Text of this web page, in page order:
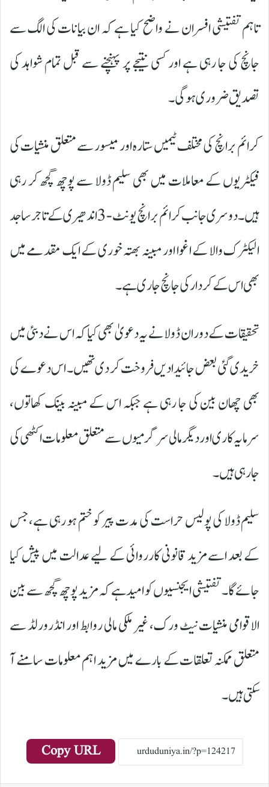
تاہم تفتیشی افسران نے واضح کیا ہے کہ ان بیانات کی الگ سے
جانچ کی جا رہی ہے اور کسی نتیجے پر پہنچنے سے قبل تمام شواہد کی
تصدیق ضروری ہوگی۔
کرائم برانچ کی مختلف ٹیمیں ستارہ اور میسور سے متعلق منشیات کی
فیکٹریوں کے معاملات میں بھی سلیم ڈولا سے پوچھ گچھ کر رہی
ہیں۔ دوسری جانب کرائم برانچ یونٹ-3 اندھیری کے تاجر ساجد
الیکٹرک والا کے اغوا اور مبینہ بھتہ خوری کے ایک مقدمے میں
بھی اس کے کردار کی جانچ جاری ہے۔
تحقیقات کے دوران ڈولا نے یہ دعویٰ بھی کیا کہ اس نے دبئی میں
خریدی گئی بعض جائیدادیں فروخت کر دی تھیں۔ اس دعوے کی
بھی چھان بین کی جا رہی ہے جبکہ اس کے مبینہ بینک کھاتوں،
سرمایہ کاری اور دیگر مالی سرگرمیوں سے متعلق معلومات اکٹھی کی
جا رہی ہیں۔
سلیم ڈولا کی پولیس حراست کی مدت پیر کو ختم ہو رہی ہے، جس
کے بعد اسے مزید قانونی کارروائی کے لیے عدالت میں پیش کیا
جائے گا۔ تفتیشی ایجنسیوں کو امید ہے کہ مزید پوچھ گچھ سے بین
الاقوامی منشیات نیٹ ورک، غیر ملکی مالی روابط اور انڈرورلڈ سے
متعلق ممکنہ تعلقات کے بارے میں مزید اہم معلومات سامنے آ
سکتی ہیں۔
Copy URL